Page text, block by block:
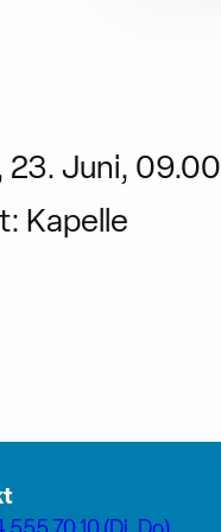
23. Juni, 09.00
Kapelle